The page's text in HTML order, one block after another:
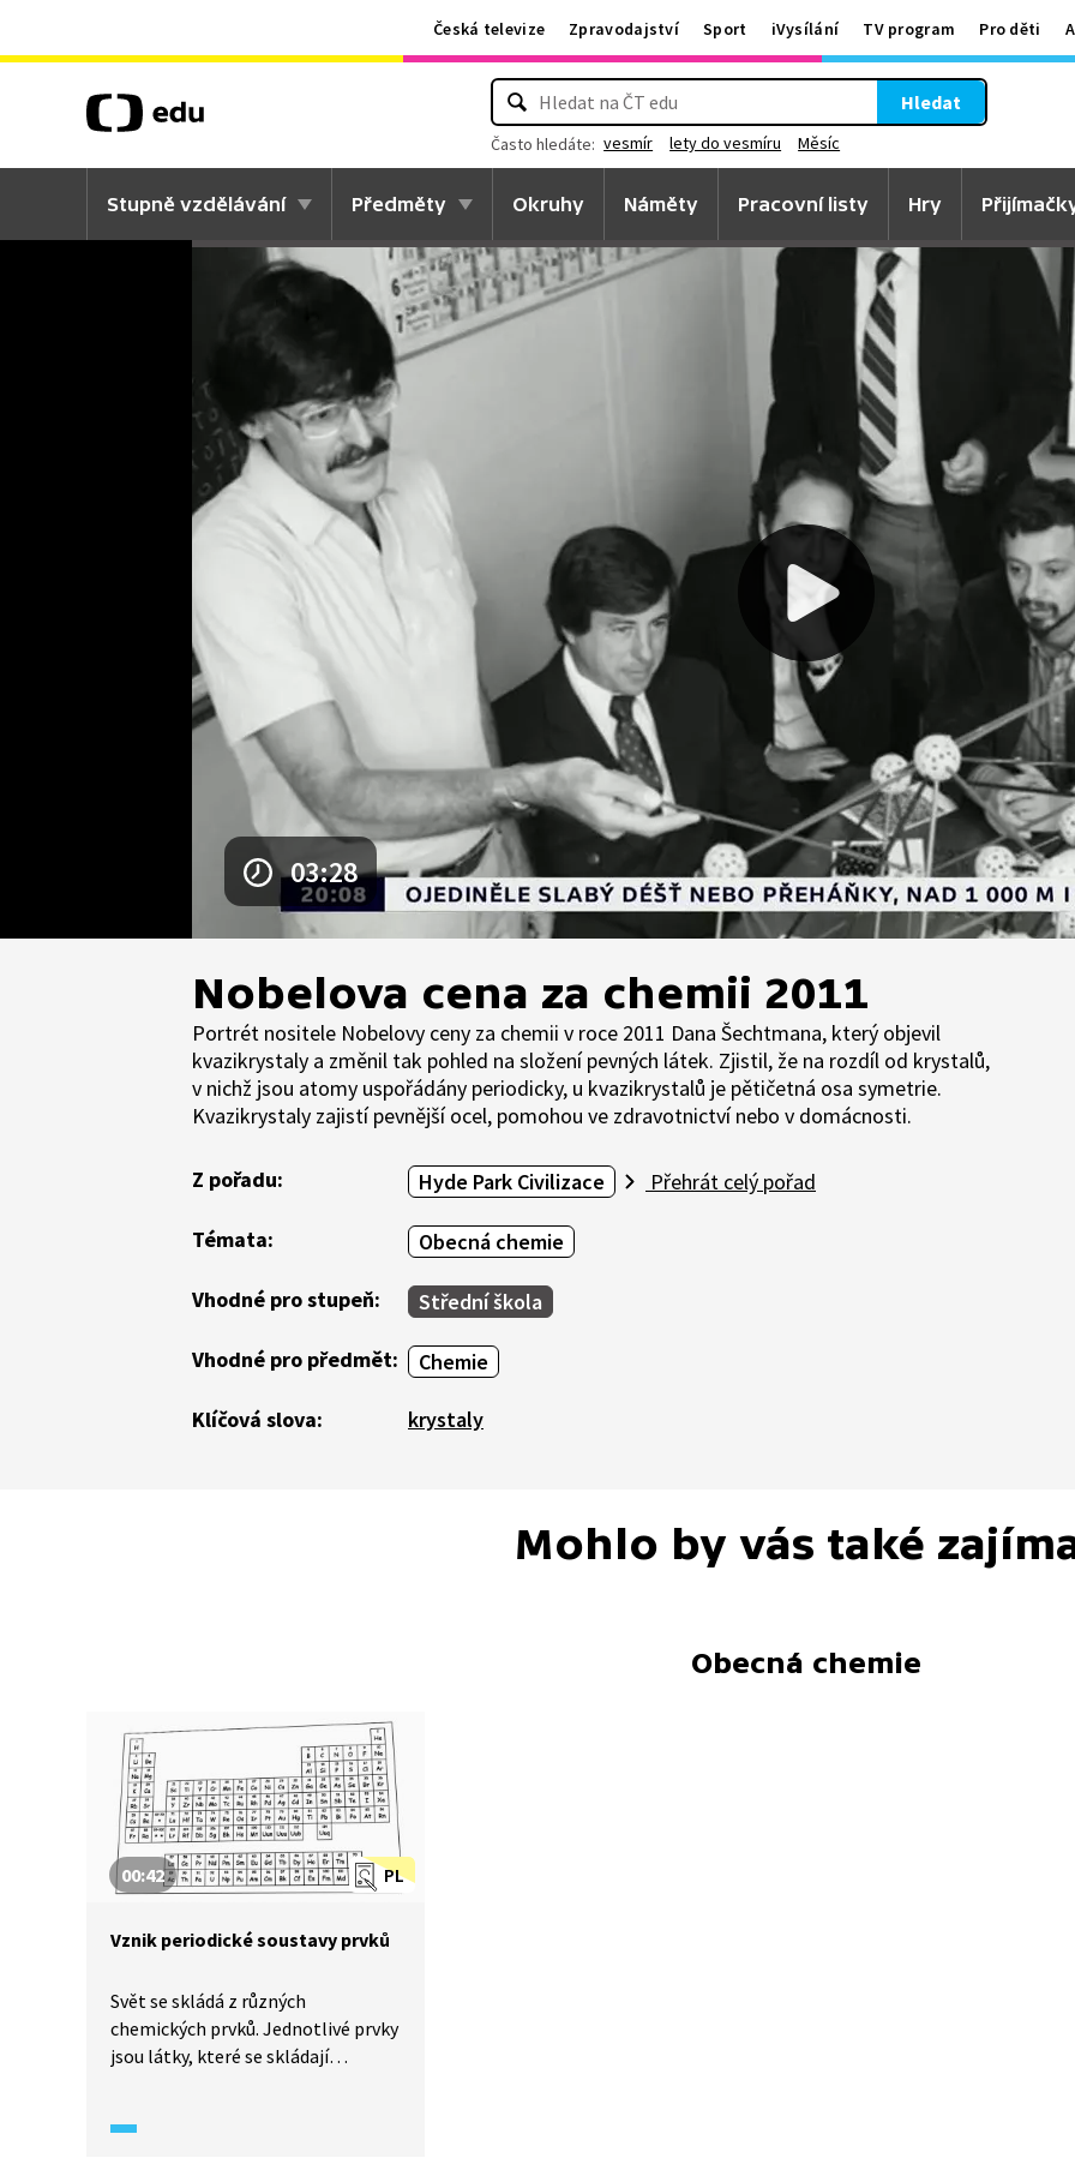
Česká televize Zpravodajství Sport iVysílání TV program Pro děti
Hledat
Často hledáte: vesmír lety do vesmíru Měsíc
Stupně vzdělávání Předměty Okruhy Náměty Pracovní listy Hry
03:28
Nobelova cena za chemii 2011
Portrét nositele Nobelovy ceny za chemii v roce 2011 Dana Šechtmana, který objevil
kvazikrystaly a změnil tak pohled na složení pevných látek. Zjistil, že na rozdíl od krystalů,
v nichž jsou atomy uspořádány periodicky, u kvazikrystalů je pětičetná osa symetrie.
Kvazikrystaly zajistí pevnější ocel, pomohou ve zdravotnictví nebo v domácnosti.
Z pořadu: Hyde Park Civilizace Přehrát celý pořad
Témata: Obecná chemie
Vhodné pro stupeň: Střední škola
Vhodné pro předmět: Chemie
Klíčová slova: krystaly
Mohlo by vás také
Obecná chemie
PL
00:42
Vznik periodické soustavy prvků
Svět se skládá z různých
chemických prvků. Jednotlivé prvky
jsou látky, které se skládají
prvky do tabulky, kterou dnes